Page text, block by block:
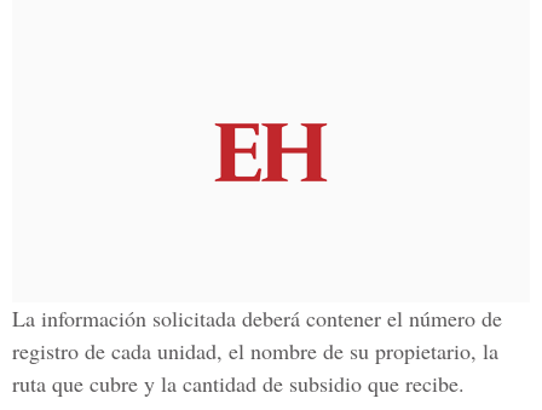
La información solicitada deberá contener el número de
registro de cada unidad, el nombre de su propietario, la
ruta que cubre y la cantidad de subsidio que recibe.